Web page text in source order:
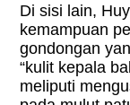
Di sisi lain,
kemampuan
gondongan
“kulit kepala
meliputi